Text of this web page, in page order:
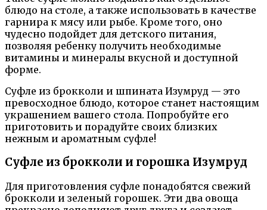
блюдо на столе, а также использовать в качестве
гарнира к мясу или рыбе. Кроме того, оно
чудесно подойдет для детского питания,
позволяя ребенку получить необходимые
витамины и минералы вкусной и доступной
форме.
Суфле из брокколи и шпината Изумруд — это
превосходное блюдо, которое станет настоящим
украшением вашего стола. Попробуйте его
приготовить и порадуйте своих близких
нежным и ароматным суфле!
Суфле из брокколи и горошка Изумруд
Для приготовления суфле понадобятся свежий
брокколи и зеленый горошек. Эти два овоща